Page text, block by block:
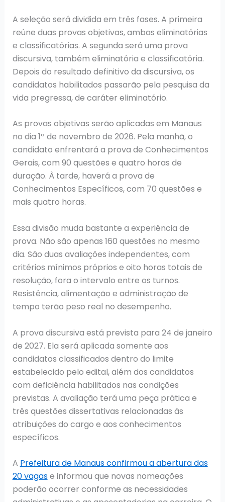
A seleção será dividida em três fases. A primeira
reúne duas provas objetivas, ambas eliminatórias
e classificatórias. A segunda será uma prova
discursiva, também eliminatória e classificatória.
Depois do resultado definitivo da discursiva, os
candidatos habilitados passarão pela pesquisa da
vida pregressa, de caráter eliminatório.
As provas objetivas serão aplicadas em Manaus
no dia 1º de novembro de 2026. Pela manhã, o
candidato enfrentará a prova de Conhecimentos
Gerais, com 90 questões e quatro horas de
duração. À tarde, haverá a prova de
Conhecimentos Específicos, com 70 questões e
mais quatro horas.
Essa divisão muda bastante a experiência de
prova. Não são apenas 160 questões no mesmo
dia. São duas avaliações independentes, com
critérios mínimos próprios e oito horas totais de
resolução, fora o intervalo entre os turnos.
Resistência, alimentação e administração de
tempo terão peso real no desempenho.
A prova discursiva está prevista para 24 de janeiro
de 2027. Ela será aplicada somente aos
candidatos classificados dentro do limite
estabelecido pelo edital, além dos candidatos
com deficiência habilitados nas condições
previstas. A avaliação terá uma peça prática e
três questões dissertativas relacionadas às
atribuições do cargo e aos conhecimentos
específicos.
A Prefeitura de Manaus confirmou a abertura das
20 vagase informou que novas nomeações
poderão ocorrer conforme as necessidades